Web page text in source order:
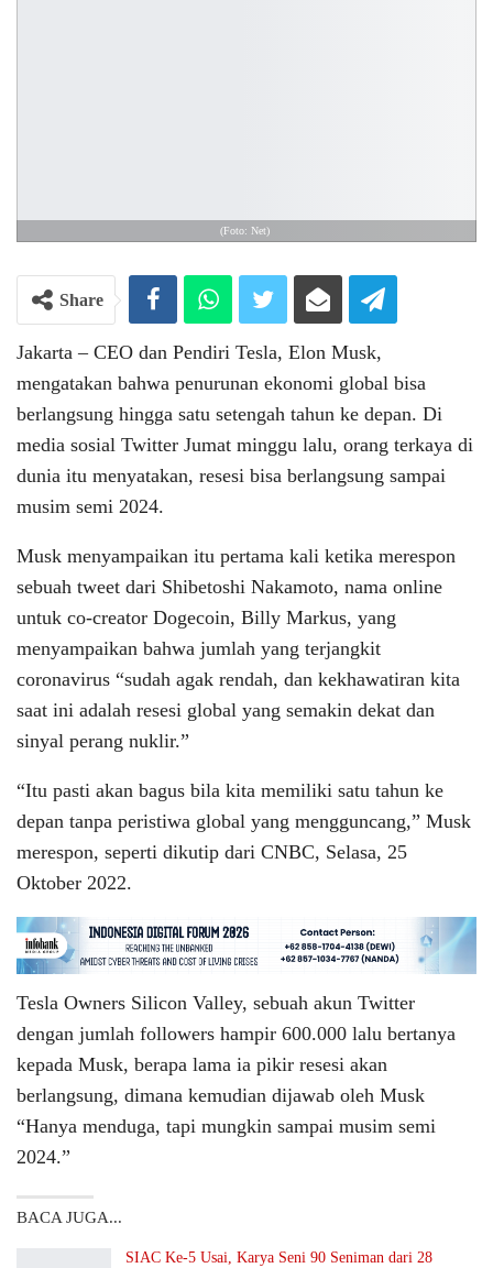
(Foto: Net)
Share
Jakarta – CEO dan Pendiri Tesla, Elon Musk,
mengatakan bahwa penurunan ekonomi global bisa
berlangsung hingga satu setengah tahun ke depan. Di
media sosial Twitter Jumat minggu lalu, orang terkaya di
dunia itu menyatakan, resesi bisa berlangsung sampai
musim semi 2024.
Musk menyampaikan itu pertama kali ketika merespon
sebuah tweet dari Shibetoshi Nakamoto, nama online
untuk co-creator Dogecoin, Billy Markus, yang
menyampaikan bahwa jumlah yang terjangkit
coronavirus “sudah agak rendah, dan kekhawatiran kita
saat ini adalah resesi global yang semakin dekat dan
sinyal perang nuklir.”
“Itu pasti akan bagus bila kita memiliki satu tahun ke
depan tanpa peristiwa global yang mengguncang,” Musk
merespon, seperti dikutip dari CNBC, Selasa, 25
Oktober 2022.
Tesla Owners Silicon Valley, sebuah akun Twitter
dengan jumlah followers hampir 600.000 lalu bertanya
kepada Musk, berapa lama ia pikir resesi akan
berlangsung, dimana kemudian dijawab oleh Musk
“Hanya menduga, tapi mungkin sampai musim semi
2024.”
BACA JUGA...
SIAC Ke-5 Usai, Karya Seni 90 Seniman dari 28